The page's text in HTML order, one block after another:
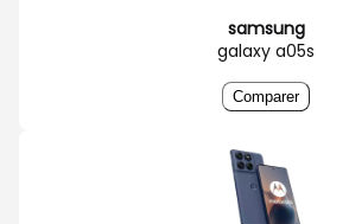
samsung
galaxy a05s
Comparer